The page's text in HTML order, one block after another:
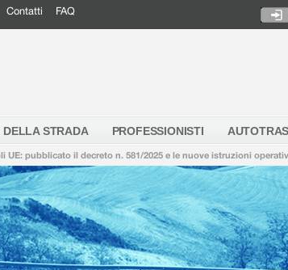
Contatti FAQ
DELLA STRADA PROFESSIONISTI
UE: pubblicato il decreto n. 581/2025 e le nuove istruzioni